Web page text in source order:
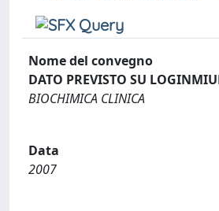
Nome del convegno
DATO PREVISTO SU
BIOCHIMICA CLINICA
Data
2007